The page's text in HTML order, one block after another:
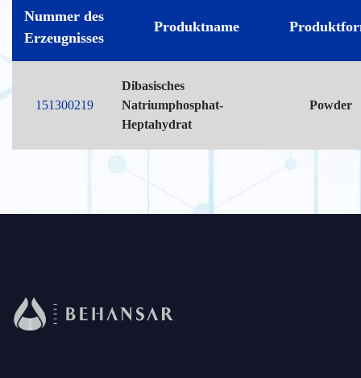
Nummer des
Erzeugnisses
Produktname
151300219
Dibasisches
Natriumphosphat-
Heptahydrat
Powder